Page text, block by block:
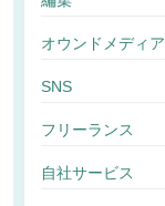
オウンドメディア
SNS
フリーランス
自社サービス